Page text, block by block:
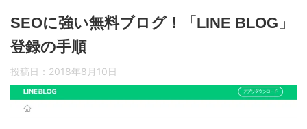
SEOに強い無料ブログ！「LINE BLOG」
登録の手順
投稿日： 2018年8月10日